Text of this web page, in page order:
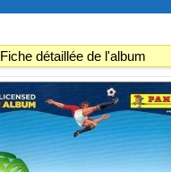
Fiche détaillée de l'album